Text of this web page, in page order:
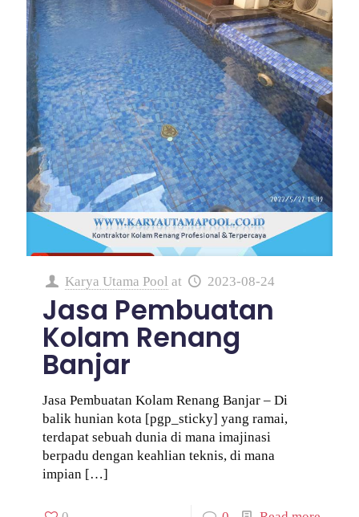
Karya Utama Pool at 2023-08-24
Jasa Pembuatan
Kolam Renang
Banjar
Jasa Pembuatan Kolam Renang Banjar – Di
balik hunian kota [pgp_sticky] yang ramai,
terdapat sebuah dunia di mana imajinasi
berpadu dengan keahlian teknis, di mana
impian […]